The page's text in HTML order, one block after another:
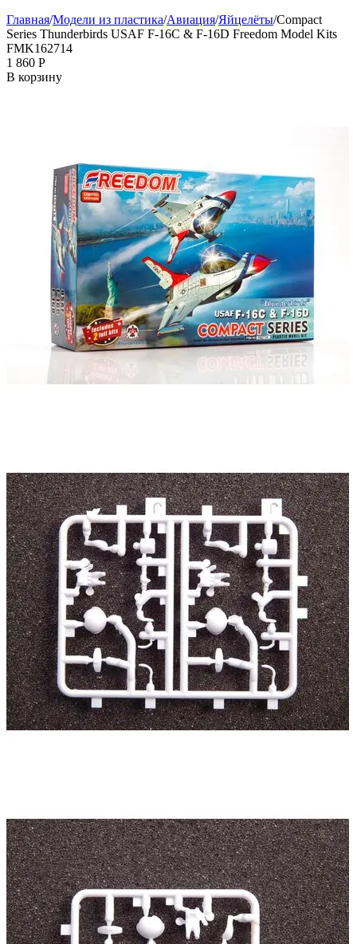
Главная/Модели из пластика/Авиация/Яйцелёты/Compact
Series Thunderbirds USAF F-16C & F-16D Freedom Model Kits
FMK162714
1 860 Р
В корзину